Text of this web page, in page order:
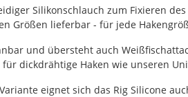
Silikonschlauch zum Fixieren
Größen lieferbar - für jede
und übersteht auch
dickdrähtige Haken wie unseren
eignet sich das Rig Silicone